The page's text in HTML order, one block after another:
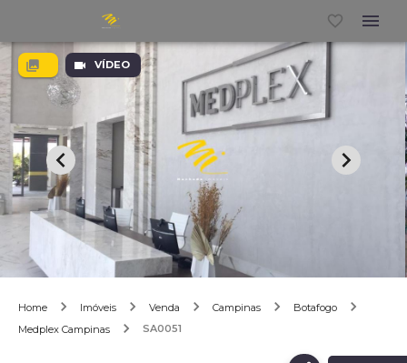
VÍDEO
Home Imóveis Venda Campinas
Botafogo
Medplex Campinas
SA0051